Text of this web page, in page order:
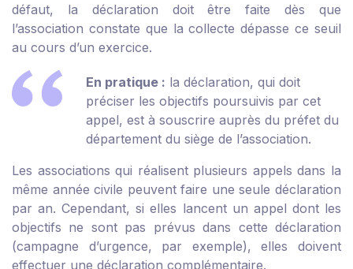
défaut, la déclaration doit être faite dès que
l’association constate que la collecte dépasse ce seuil
au cours d’un exercice.
En pratique : la déclaration, qui doit
préciser les objectifs poursuivis par cet
appel, est à souscrire auprès du préfet du
département du siège de l’association.
Les associations qui réalisent plusieurs appels dans la
même année civile peuvent faire une seule déclaration
par an. Cependant, si elles lancent un appel dont les
objectifs ne sont pas prévus dans cette déclaration
(campagne d’urgence, par exemple), elles doivent
effectuer une déclaration complémentaire.